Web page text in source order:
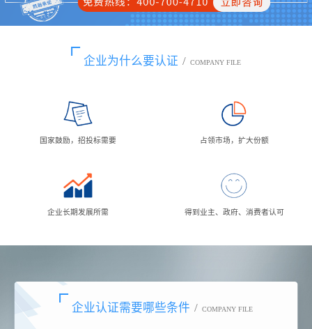
企业为什么要认证 / COMPANY FILE
国家鼓励，招投标需要 占领市场，扩大份额
企业长期发展所需 得到业主、政府、消费者认可
企业认证需要哪些条件 / COMPANY FILE